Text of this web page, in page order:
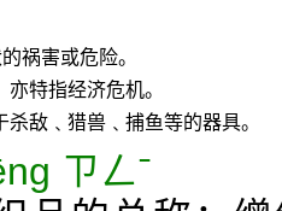
祸害或危险。
特指经济危机。
敌﹑猎兽﹑捕鱼等的器具。
ㄗㄥˉ